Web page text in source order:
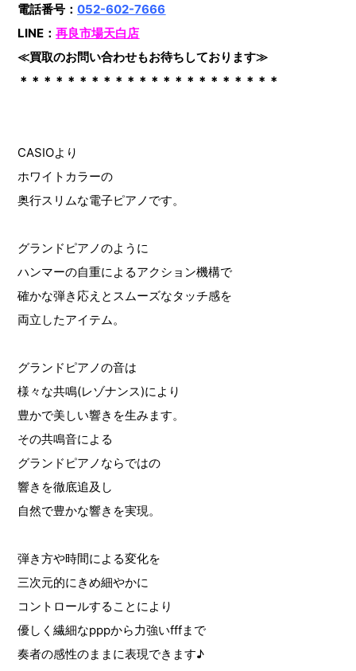
電話番号：052-602-7666
LINE：再良市場天白店
≪買取のお問い合わせもお待ちしております≫
＊＊＊＊＊＊＊＊＊＊＊＊＊＊＊＊＊＊＊＊＊＊
CASIOより
ホワイトカラーの
奥行スリムな電子ピアノです。
グランドピアノのように
ハンマーの自重によるアクション機構で
確かな弾き応えとスムーズなタッチ感を
両立したアイテム。
グランドピアノの音は
様々な共鳴(レゾナンス)により
豊かで美しい響きを生みます。
その共鳴音による
グランドピアノならではの
響きを徹底追及し
自然で豊かな響きを実現。
弾き方や時間による変化を
三次元的にきめ細やかに
コントロールすることにより
優しく繊細なpppから力強いfffまで
奏者の感性のままに表現できます♪